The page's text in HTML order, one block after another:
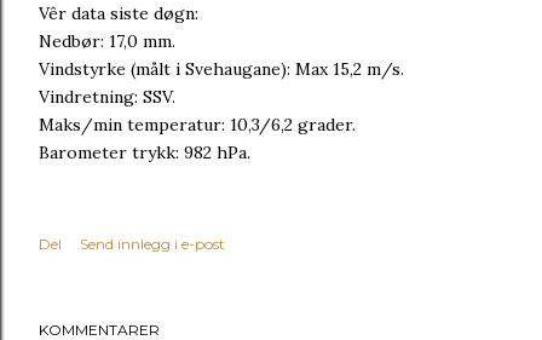
Vêr data siste døgn:
Nedbør: 17,0 mm.
Vindstyrke (målt i Svehaugane): Max 15,2 m/s.
Vindretning: SSV.
Maks/min temperatur: 10,3/6,2 grader.
Barometer trykk: 982 hPa.
Del Send innlegg i e-post
KOMMENTARER